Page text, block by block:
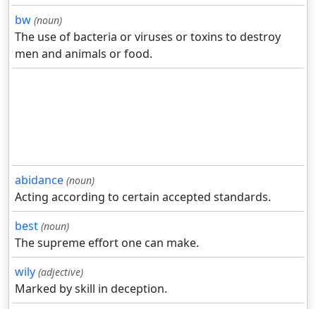
bw (noun)
The use of bacteria or viruses or toxins to destroy
men and animals or food.
abidance (noun)
Acting according to certain accepted standards.
best (noun)
The supreme effort one can make.
wily (adjective)
Marked by skill in deception.